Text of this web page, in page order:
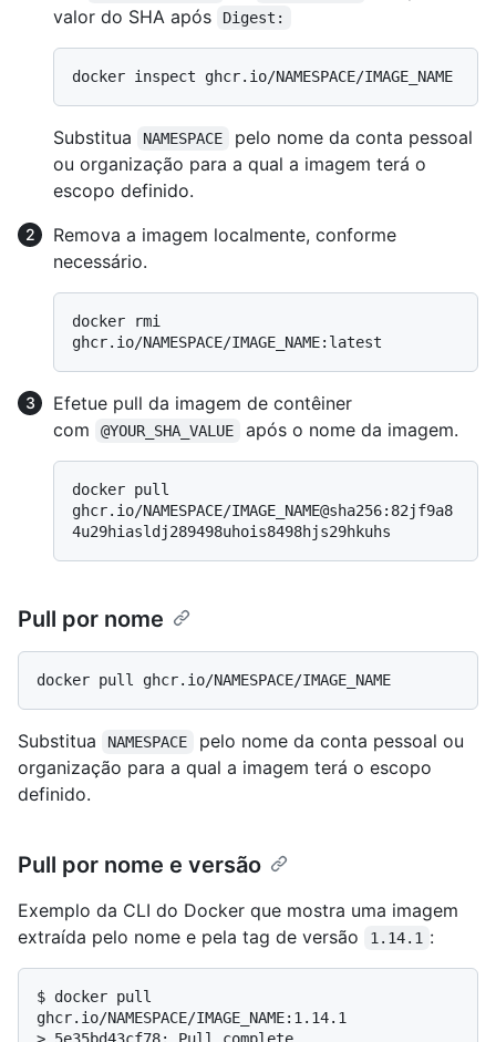
valor do SHA após
Digest:
Substitua NAMESPACE
pelo nome da conta pessoal
ou organização para a qual a imagem terá o
escopo definido.
Remova a imagem localmente, conforme
necessário.
docker rmi
Efetue pull da imagem de contêiner
com
@YOUR_SHA_VALUE após o nome da imagem.
docker pull
ghcr.io/NAMESPACE/IMAGE_NAME@sha256:82jf9a8
Pull por nome
Substitua NAMESPACE
pelo nome da conta pessoal ou
organização para a qual a imagem terá o escopo
definido.
Pull por nome e versão
Exemplo da CLI do Docker que mostra uma imagem
extraída pelo nome e pela tag de versão
1.14.1 :
$ docker pull
ghcr.io/NAMESPACE/IMAGE_NAME:1.14.1